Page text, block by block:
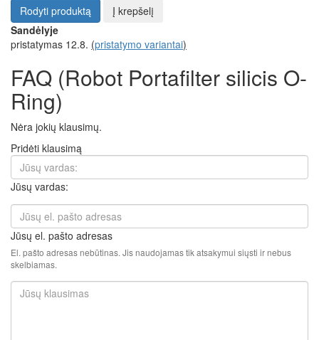
Rodyti produktą
Į krepšelį
Sandėlyje
pristatymas 12.8. (pristatymo variantai)
FAQ (Robot Portafilter silicis O-
Ring)
Nėra jokių klausimų.
Pridėti klausimą
Jūsų vardas:
Jūsų el. pašto adresas
El. pašto adresas nebūtinas. Jis naudojamas tik atsakymui siųsti ir nebus
skelbiamas.